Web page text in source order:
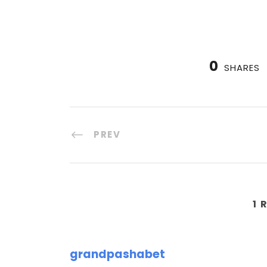
0 SHARES
PREV
1
grandpashabet